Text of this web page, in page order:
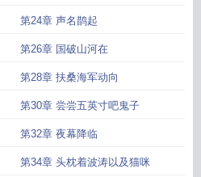
第24章 声名鹊起
第26章 国破山河在
第28章 扶桑海军动向
第30章 尝尝五英寸吧鬼子
第32章 夜幕降临
第34章 头枕着波涛以及猫咪